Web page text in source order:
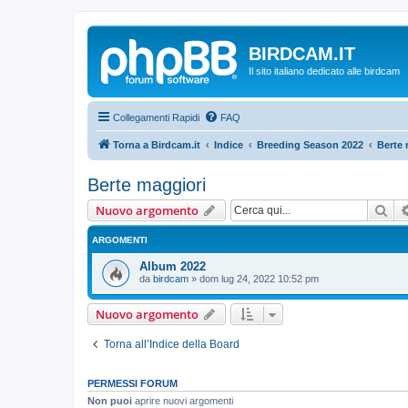
BIRDCAM.IT
Il sito italiano dedicato alle birdcam
Collegamenti Rapidi FAQ
Torna a Birdcam.it Indice Breeding Season 2022 Berte
Berte maggiori
Nuovo argomento
ARGOMENTI
Album 2022
da birdcam » dom lug 24, 2022 10:52 pm
Nuovo argomento
Torna all’Indice della Board
PERMESSI FORUM
Non puoi aprire nuovi argomenti